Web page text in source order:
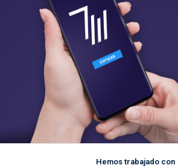
Hemos trabajado con